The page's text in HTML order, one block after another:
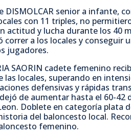
DISMOLCAR senior a infante,
con 11 triples, no
actitud y lucha durante los 40
correr a los locales y conseguir
jugadores.
SAORIN cadete femenino
las locales, superando en
defensivas y rápidas
de aumentar hasta el 60-42
Doblete en categoría
del baloncesto local.
femenino.